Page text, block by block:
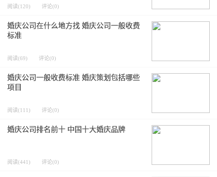
阅读(120) 评论(0)
婚庆公司在什么地方找 婚庆公司一般收费
标准
阅读(69) 评论(0)
婚庆公司一般收费标准 婚庆策划包括哪些
项目
阅读(111) 评论(0)
婚庆公司排名前十 中国十大婚庆品牌
阅读(441) 评论(0)